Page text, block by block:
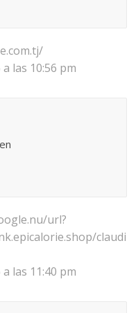
las 10:56 pm
url?
claudi
las 11:40 pm